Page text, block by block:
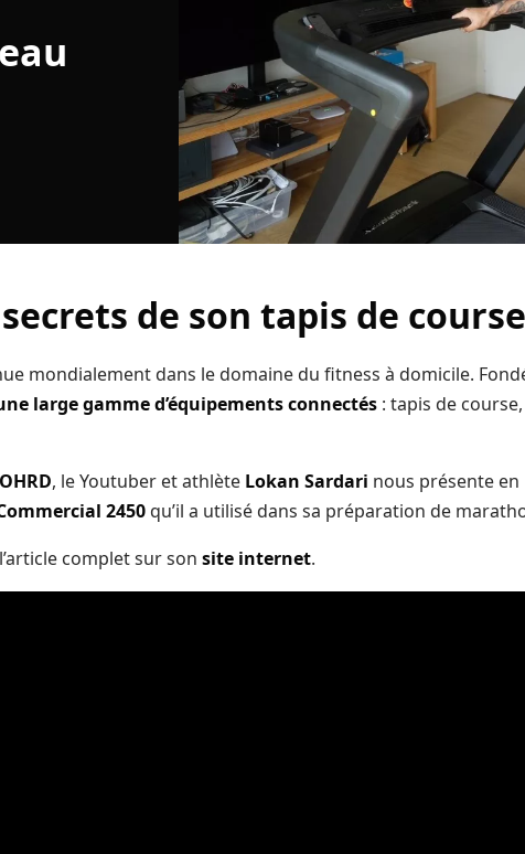
de son tapis de course
mondialement dans le domaine du fitness à domicile.
large gamme d’équipements connectés : tapis de course,
, le Youtuber et athlète Lokan Sardari nous présente en
2450qu’il a utilisé dans sa préparation de
complet sur sonsite internet.